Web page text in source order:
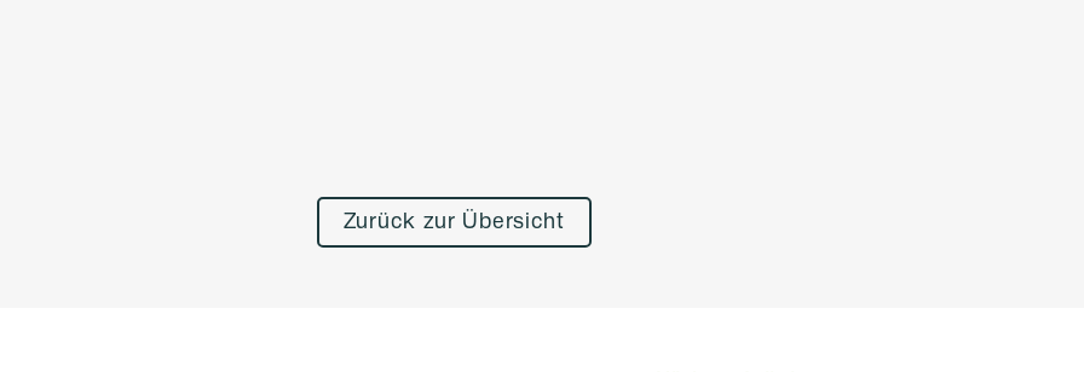
Zurück zur Übersicht